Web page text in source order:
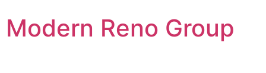
to
content
Modern Reno Group